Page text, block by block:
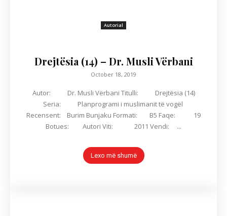
Autorial
Drejtësia (14) – Dr. Musli Vërbani
October 18, 2019
Autor: Dr. Musli Vërbani Titulli: Drejtësia (14)
Seria: Planprogrami i muslimanit të vogël
Recensent: Burim Bunjaku Formati: B5 Faqe: 19
Botues: Autori Viti: 2011 Vendi: ...
Lexo më shumë